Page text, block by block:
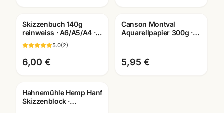
Skizzenbuch 140g
reinweiss · A6/A5/A4 ·
Zeichenpapier für
Studien unterwegs
5.0(2)
6,00 €
Canson Montval
Aquarellpapier 300g ·
5,95 €
Hahnemühle Hemp Hanf
Skizzenblock ·